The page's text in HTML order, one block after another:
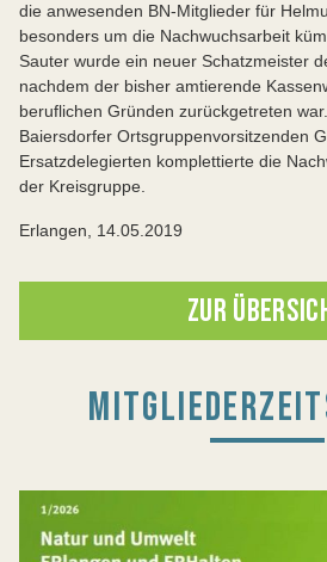
die anwesenden BN-Mitglieder für
besonders um die Nachwuchsarbeit
Sauter wurde ein neuer Schatzmeister
nachdem der bisher amtierende
beruflichen Gründen zurückgetreten
Baiersdorfer Ortsgruppenvorsitzenden
Ersatzdelegierten komplettierte die
der Kreisgruppe.
Erlangen, 14.05.2019
ZUR